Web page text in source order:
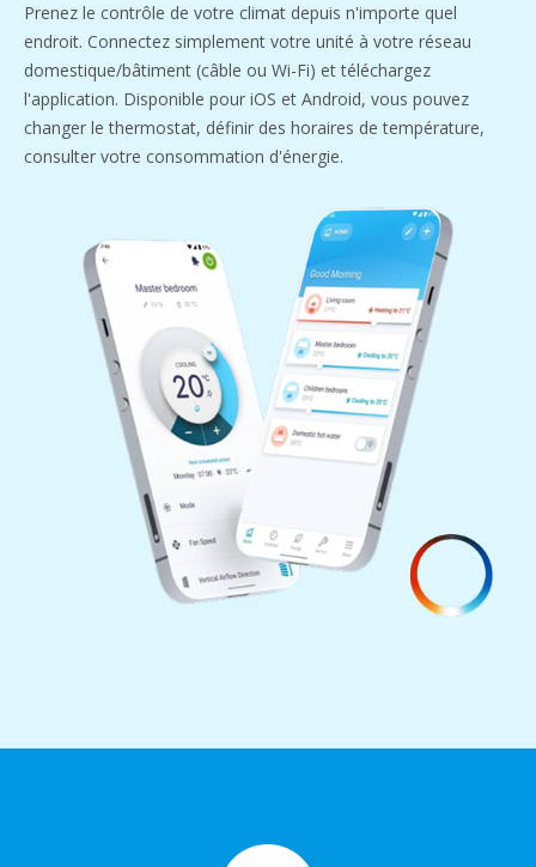
Prenez le contrôle de votre climat depuis n'importe quel
endroit. Connectez simplement votre unité à votre réseau
domestique/bâtiment (câble ou Wi-Fi) et téléchargez
l'application. Disponible pour iOS et Android, vous pouvez
changer le thermostat, définir des horaires de température,
consulter votre consommation d'énergie.